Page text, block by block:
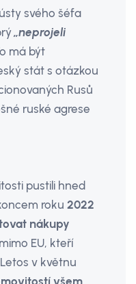
svého šéfa
„neprojeli
má být
stát s otázkou
Rusů
ruské agrese
pustili hned
roku 2022
nákupy
EU, kteří
v květnu
všem